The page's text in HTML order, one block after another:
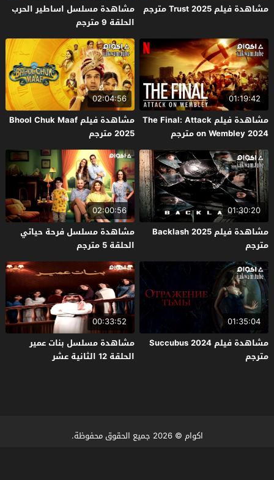
مشاهدة فيلم Trust 2025 مترجم
مشاهدة مسلسل اساطير الحرب
الحلقة 9 مترجم
01:19:42
مشاهدة فيلم The Final: Attack
on Wembley 2024 مترجم
02:04:56
مشاهدة فيلم Bhool Chuk Maaf
2025 مترجم
01:30:20
مشاهدة فيلم Backlash 2025
مترجم
02:00:56
مشاهدة مسلسل فرحة حياتي
الحلقة 5 مترجم
01:35:04
مشاهدة فيلم Succubus 2024
مترجم
00:33:52
مشاهدة مسلسل بنات عمير
الحلقة 12 الثانية عشر
اكوام © 2026 جميع الحقوق محفوظة.